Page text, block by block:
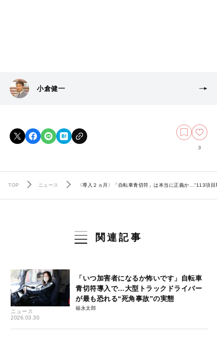
小倉健一
3
TOP ニュース 〈導入２ヵ月〉「自転車青切符」は本当に正義か…“113項
関連記事
ニュース
2026.03.30
「いつ加害者になるか怖いです」自転車
青切符導入で…大型トラックドライバー
が最も恐れる“死角事故”の実態
福永太郎